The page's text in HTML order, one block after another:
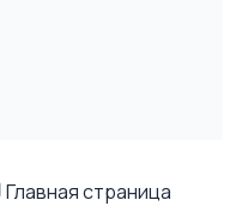
Главная страница